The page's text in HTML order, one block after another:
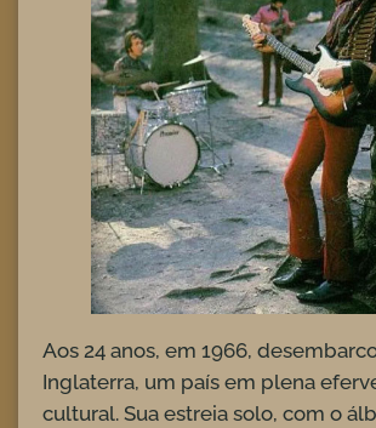
Aos 24 anos, em 1966,
Inglaterra, um país em plena
cultural. Sua estreia solo, com o